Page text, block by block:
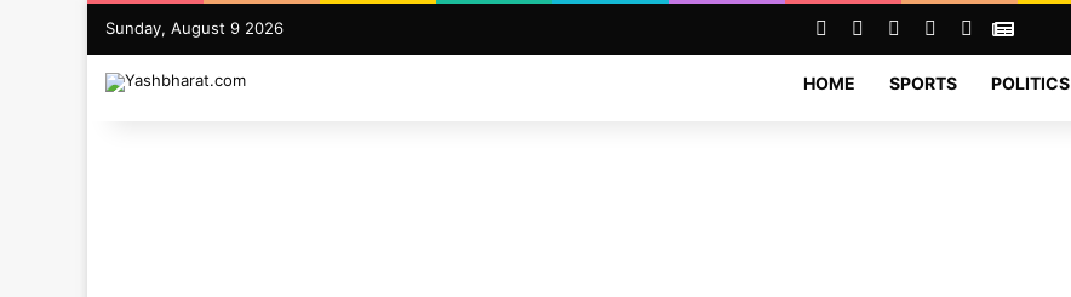
Sunday, August 9 2026 Facebook YouTubeInstagram
RSS News
HOME SPORTS POLITICS